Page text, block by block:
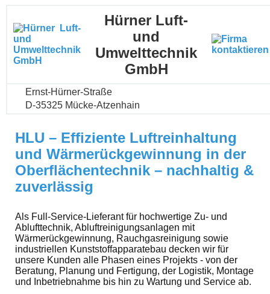
Hürner Luft-
und
Umwelttechnik
GmbH
Ernst-Hürner-Straße
D-35325 Mücke-Atzenhain
HLU – Effiziente Luftreinhaltung
und Wärmerückgewinnung in der
Oberflächentechnik – nachhaltig &
zuverlässig
Als Full-Service-Lieferant für hochwertige Zu- und
Ablufttechnik, Abluftreinigungsanlagen mit
Wärmerückgewinnung, Rauchgasreinigung sowie
industriellen Kunststoffapparatebau decken wir für
unsere Kunden alle Phasen eines Projekts - von der
Beratung, Planung und Fertigung, der Logistik, Montage
und Inbetriebnahme bis hin zu Wartung und Service ab.